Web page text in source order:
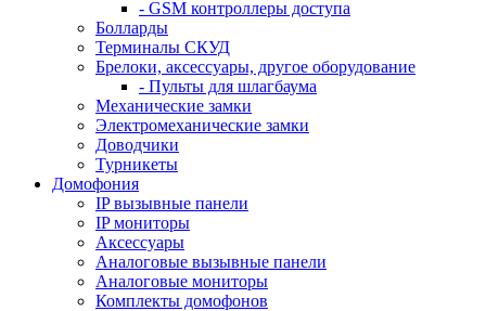
- GSM контроллеры доступа
Болларды
Терминалы СКУД
Брелоки, аксессуары, другое оборудование
- Пульты для шлагбаума
Механические замки
Электромеханические замки
Доводчики
Турникеты
Домофония
IP вызывные панели
IP мониторы
Аксессуары
Аналоговые вызывные панели
Аналоговые мониторы
Комплекты домофонов